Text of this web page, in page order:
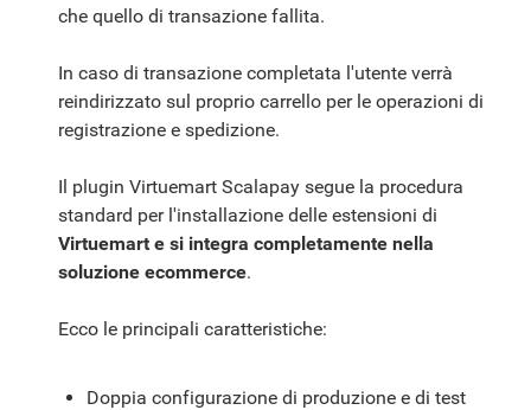
che quello di transazione fallita.
In caso di transazione completata l'utente verrà
reindirizzato sul proprio carrello per le operazioni di
registrazione e spedizione.
Il plugin Virtuemart Scalapay segue la procedura
standard per l'installazione delle estensioni di
Virtuemart e si integra completamente nella
soluzione ecommerce.
Ecco le principali caratteristiche:
Doppia configurazione di produzione e di test